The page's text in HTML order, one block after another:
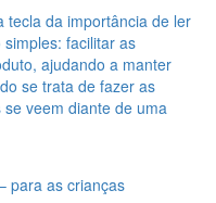
tecla da importância de ler
facilitar as
ajudando a manter
se trata de fazer as
veem diante de uma
para as crianças